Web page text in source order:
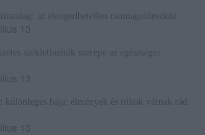
az elengedhetetlen csomagolóeszköz
13
székletlazítók szerepe az egészséges
13
különleges bája: élmények és titkok várnak rád
13